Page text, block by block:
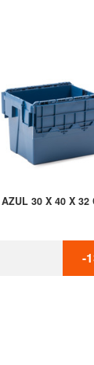
30 X 40 X 32
-